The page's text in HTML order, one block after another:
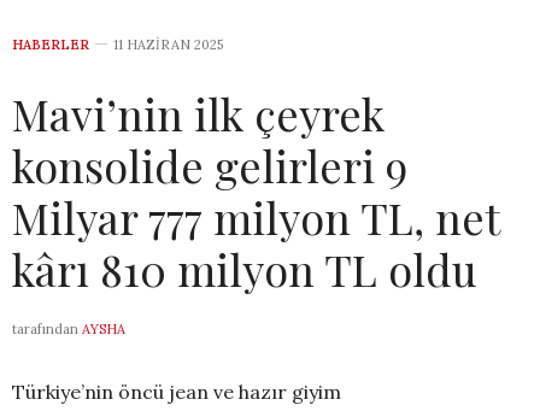
HABERLER 11 HAZIRAN 2025
Mavi’nin ilk çeyrek
konsolide gelirleri 9
Milyar 777 milyon TL, net
kârı 810 milyon TL oldu
tarafından AYSHA
Türkiye’nin öncü jean ve hazır giyim